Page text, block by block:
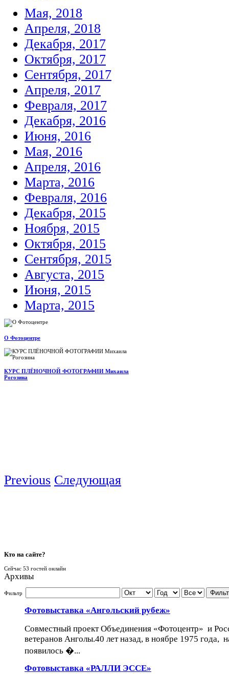
Мая, 2018
Апреля, 2018
Декабря, 2017
Октября, 2017
Сентября, 2017
Апреля, 2017
Февраля, 2017
Декабря, 2016
Июня, 2016
Мая, 2016
Апреля, 2016
Марта, 2016
Февраля, 2016
Декабря, 2015
Ноября, 2015
Октября, 2015
Сентября, 2015
Августа, 2015
Июня, 2015
Марта, 2015
О Фотоцентре
КУРС ПЛЁНОЧНОЙ ФОТОГРАФИИ Михаила
Рогозина
Previous Следующая
Кто на сайте?
Сейчас 53 гостей онлайн
Архивы
Фильтр
Фотовыставка «Ангольский рубеж»
Совместный проект Объединения «Фотоцентр» и
ветеранов Анголы.40 лет назад, в ноябре 1975 года,
появилось �...
Фотовыставка «РАЛЛИ ЭССЕ»